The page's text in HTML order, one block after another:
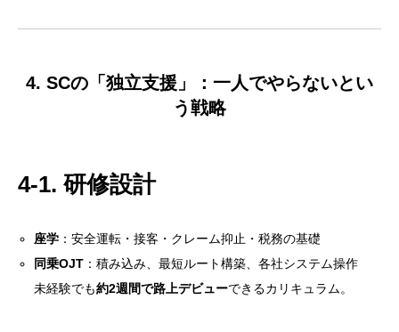
4. SCの「独立支援」：一人でやらないとい
う戦略
4-1. 研修設計
座学 ：安全運転・接客・クレーム抑止・税務の基礎
同乗OJT ：積み込み、最短ルート構築、各社システム操作
未経験でも約2週間で路上デビューできるカリキュラム。
1-1. 向いている人